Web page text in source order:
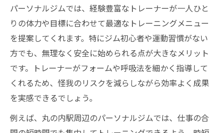
パーソナルジムでは、経験豊富なトレーナーが一人ひと
りの体力や目標に合わせて最適なトレーニングメニュー
を提案してくれます。特にジム初心者や運動習慣がない
方でも、無理なく安全に始められる点が大きなメリット
です。トレーナーがフォームや呼吸法を細かく指導して
くれるため、怪我のリスクを減らしながら効率よく成果
を実感できるでしょう。
例えば、丸の内駅周辺のパーソナルジムでは、仕事の合